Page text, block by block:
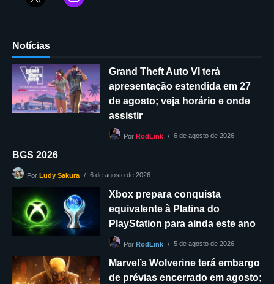
Notícias
Grand Theft Auto VI terá
apresentação estendida em 27
de agosto; veja horário e onde
assistir
Por RodLink 6 de agosto de 2026
BGS 2026
Por Ludy Sakura 6 de agosto de 2026
Xbox prepara conquista
equivalente à Platina do
PlayStation para ainda este ano
Por RodLink 5 de agosto de 2026
Marvel’s Wolverine terá embargo
de prévias encerrado em agosto;